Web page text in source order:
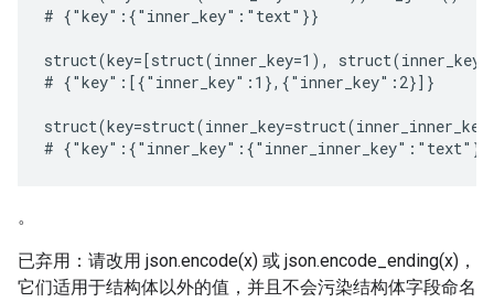
# {"key":{"inner_key":"text"}}
struct(key=[struct(inner_key=1),
# {"key":[{"inner_key":1},{"inner_key":2}]}
。
已弃用：请改用 json.encode(x) 或 json.encode_ending(x)，
它们适用于结构体以外的值，并且不会污染结构体字段命名